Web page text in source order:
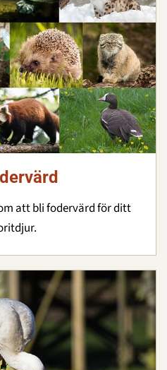
att bli fodervärd för ditt